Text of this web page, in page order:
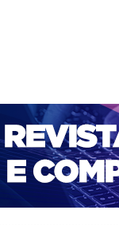
CADASTRO
DA UNIFACS